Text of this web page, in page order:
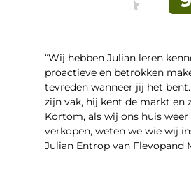
“Wij hebben Julian leren
proactieve en betrokken
tevreden wanneer jij het
zijn vak, hij kent de markt en
Kortom, als wij ons huis weer
verkopen, weten we wie wij
Julian Entrop van Flevopand